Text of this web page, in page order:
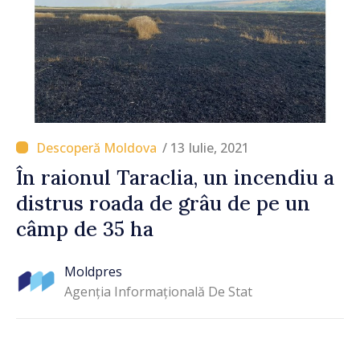
/ 13 Iulie, 2021
În raionul Taraclia, un incendiu a
distrus roada de grâu de pe un
câmp de 35 ha
Moldpres
Agenția Informațională De Stat